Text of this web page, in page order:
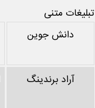
تبلیغات متنی
دانش جوین
آراد برندینگ